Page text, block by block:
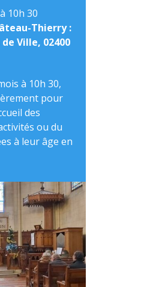
10h 30
Thierry :
Ville, 02400
à 10h 30,
pour
des
ou du
à leur âge en